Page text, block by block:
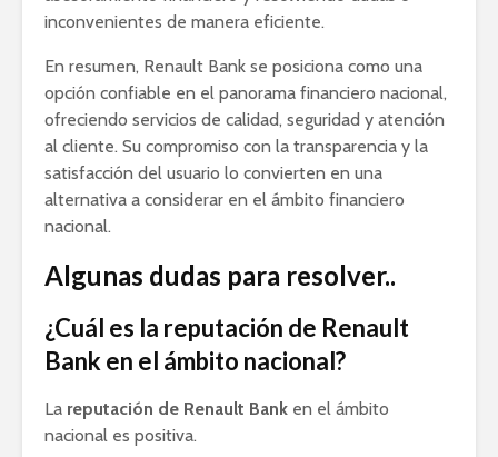
inconvenientes de manera eficiente.
En resumen, Renault Bank se posiciona como una
opción confiable en el panorama financiero nacional,
ofreciendo servicios de calidad, seguridad y atención
al cliente. Su compromiso con la transparencia y la
satisfacción del usuario lo convierten en una
alternativa a considerar en el ámbito financiero
nacional.
Algunas dudas para resolver..
¿Cuál es la reputación de Renault
Bank en el ámbito nacional?
La reputación de Renault Bank en el ámbito
nacional es positiva.